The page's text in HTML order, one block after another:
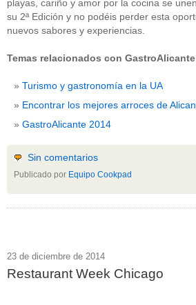
playas, cariño y amor por la cocina se
su 2ª Edición y no podéis perder esta
nuevos sabores y experiencias.
Temas relacionados con GastroAlicante
Turismo y gastronomía en la UA
Encontrar los mejores arroces de
GastroAlicante 2014
Sin comentarios
Publicado por Equipo Cookpad
23 de diciembre de 2014
Restaurant Week Chicago